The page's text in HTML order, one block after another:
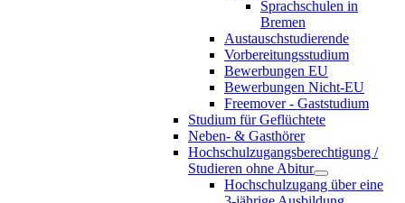
Sprachschulen in
Bremen
Austauschstudierende
Vorbereitungsstudium
Bewerbungen EU
Bewerbungen Nicht-EU
Freemover - Gaststudium
Studium für Geflüchtete
Neben- & Gasthörer
Hochschulzugangsberechtigung /
Studieren ohne Abitur
Hochschulzugang über eine